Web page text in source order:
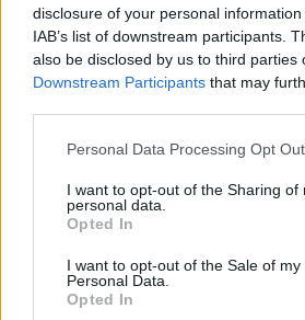
disclosure of your personal
IAB’s list of downstream participants.
also be disclosed by us to third parties
Downstream Participants that may
Personal Data Processing Opt
I want to opt-out of the Sharing of
personal data.
Opted In
I want to opt-out of the Sale of my
Personal Data.
Opted In
Utentes alertam para problemas do
do Alentejo
A comissão de utentes da linha
hoje as dificuldades na...